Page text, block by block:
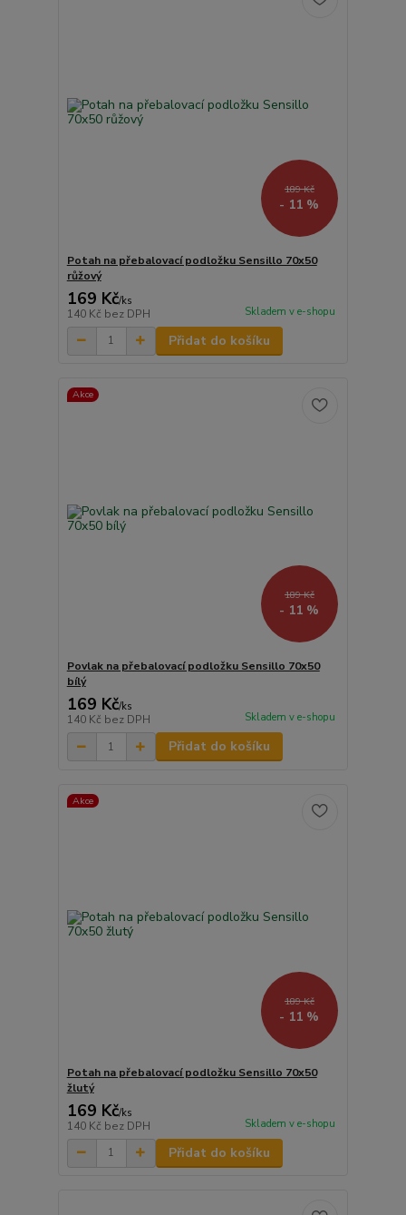
189 Kč
- 11 %
Potah na přebalovací podložku Sensillo 70x50
růžový
169 Kč/ks
140 Kč bez DPH Skladem v e-shopu
Přidat do košíku
Akce
189 Kč
- 11 %
Povlak na přebalovací podložku Sensillo 70x50
bílý
169 Kč/ks
140 Kč bez DPH Skladem v e-shopu
Přidat do košíku
Akce
189 Kč
- 11 %
Potah na přebalovací podložku Sensillo 70x50
žlutý
169 Kč/ks
140 Kč bez DPH Skladem v e-shopu
Přidat do košíku